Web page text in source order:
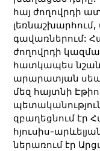
հայ ժողովրդի
լեռնաշխարհում,
գավառներում:
ժողովրդի
հատկապես
արարատյան
մեզ հայտնի
զբաղեցնում էր
հյուսիս-
ներառում էր